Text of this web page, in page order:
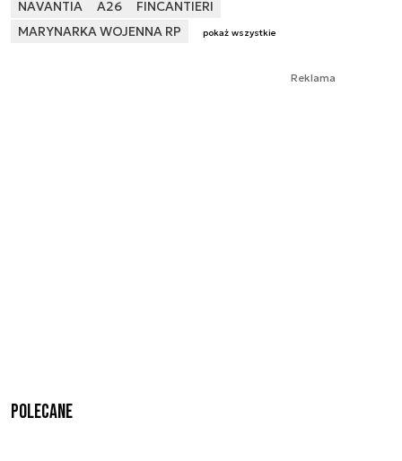
NAVANTIA A26
FINCANTIERI
MARYNARKA WOJENNA RP
pokaż wszystkie
Reklama
Polecane